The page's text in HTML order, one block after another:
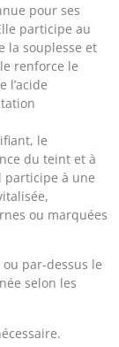
pour ses
participe au
la souplesse et
renforce le
l’acide
le
du teint et à
participe à une
ou marquées
par-dessus le
selon les